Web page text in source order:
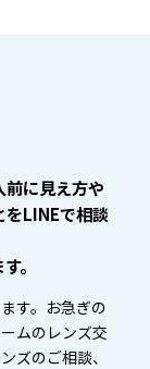
に見え方や
をLINEで相談
。
す。お急ぎの
ムのレンズ交
ズのご相談、